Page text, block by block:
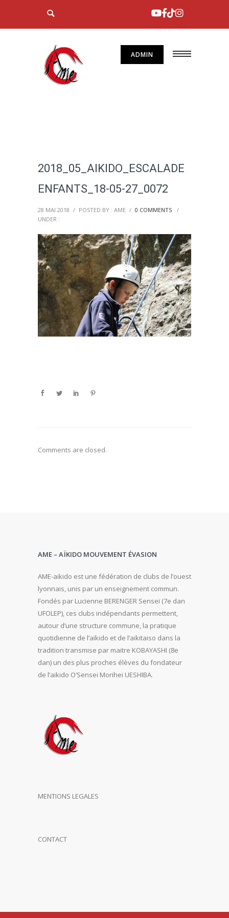
ADMIN
2018_05_AIKIDO_ESCALADE
ENFANTS_18-05-27_0072
28 MAI 2018 / POSTED BY : AME / 0 COMMENTS
/
UNDER :
Comments are closed.
AME – AÏKIDO MOUVEMENT ÉVASION
AME-aikido est une fédération de clubs de l’ouest
lyonnais, unis par un enseignement commun.
Fondés par Lucienne BERENGER Senseï (7e dan
UFOLEP), ces clubs indépendants permettent,
autour d’une structure commune, la pratique
quotidienne de l’aïkido et de l’aikitaiso dans la
tradition transmise par maitre KOBAYASHI (8e
dan) un des plus proches élèves du fondateur
de l’aikido O’Sensei Morihei UESHIBA.
MENTIONS LEGALES
CONTACT